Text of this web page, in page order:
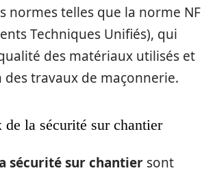
normes telles que la norme NF
Techniques Unifiés), qui
des matériaux utilisés et
des travaux de maçonnerie.
de la sécurité sur chantier
sécurité sur chantier sont